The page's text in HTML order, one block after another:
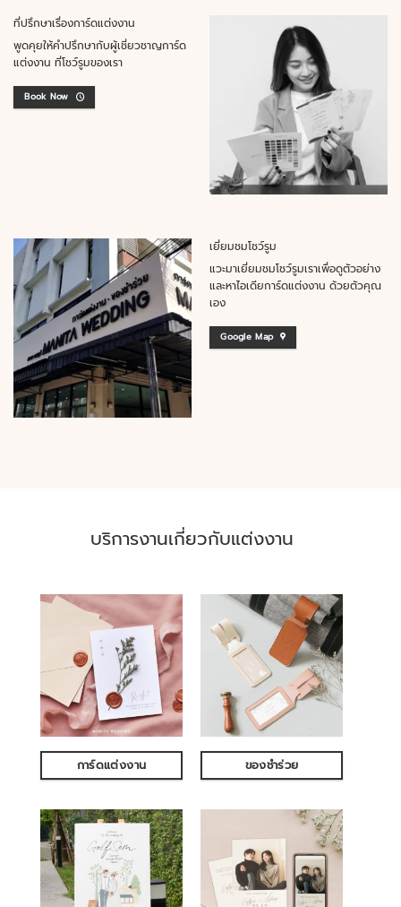
ที่ปรึกษาเรื่องการ์ดแต่งงาน
พูดคุยให้คำปรึกษากับผู้เชี่ยวชาญการ์ด
แต่งงาน ที่โชว์รูมของเรา
Book Now
เยี่ยมชมโชว์รูม
แวะมาเยี่ยมชมโชว์รูมเราเพื่อดูตัวอย่าง
และหาไอเดียการ์ดแต่งงาน ด้วยตัวคุณ
เอง
Google Map
บริการงานเกี่ยวกับแต่งงาน
การ์ดแต่งงาน ของชำร่วย